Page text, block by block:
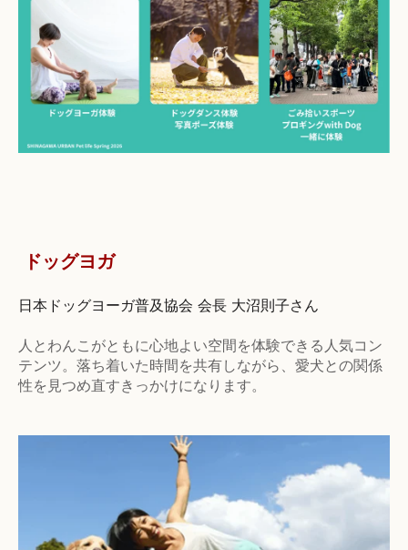
ドッグヨガ
日本ドッグヨーガ普及協会 会長 大沼則子さん
人とわんこがともに心地よい空間を体験できる人気コン
テンツ。落ち着いた時間を共有しながら、愛犬との関係
性を見つめ直すきっかけになります。